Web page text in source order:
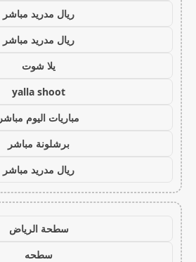
ريال مدريد مباشر
ريال مدريد مباشر
يلا شوت
yalla shoot
مباريات اليوم مباشر
برشلونة مباشر
ريال مدريد مباشر
سطحة الرياض
سطحه